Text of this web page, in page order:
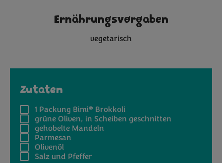
Ernährungsvorgaben
vegetarisch
Zutaten
1 Packung Bimi® Brokkoli
grüne Oliven, in Scheiben geschnitten
gehobelte Mandeln
Parmesan
Olivenöl
Salz und Pfeffer